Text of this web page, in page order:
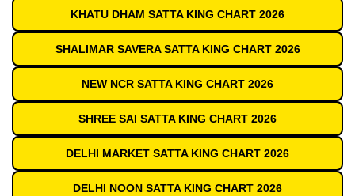
KHATU DHAM SATTA KING CHART 2026
SHALIMAR SAVERA SATTA KING CHART 2026
NEW NCR SATTA KING CHART 2026
SHREE SAI SATTA KING CHART 2026
DELHI MARKET SATTA KING CHART 2026
DELHI NOON SATTA KING CHART 2026